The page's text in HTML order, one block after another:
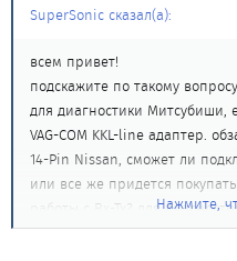
SuperSonic сказал(а):
всем привет!
подскажите по такому
для диагностики Митсубиши,
VAG-COM KKL-line адаптер.
14-Pin Nissan, сможет ли
или все же придется
работы с Rx-Tx? для
планирую использовать.
Нажмите,